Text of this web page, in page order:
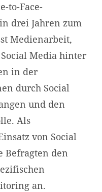
to-Face-
drei Jahren zum
Medienarbeit,
Media hinter
in der
durch Social
und den
Als
von Social
Befragten den
an.